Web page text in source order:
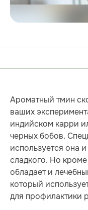
Ароматный тмин
ваших
индийском карри
черных бобов.
используется она
сладкого. Но
обладает и
который
для профилактики